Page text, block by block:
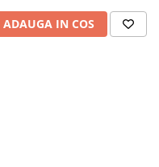
ADAUGA IN COS